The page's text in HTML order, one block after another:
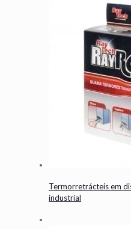
Termorretrácteis em
industrial